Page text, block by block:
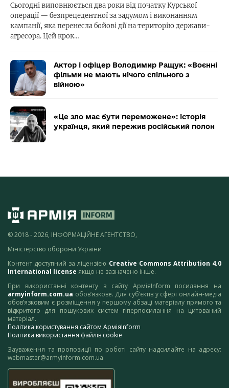
Сьогодні виповнюється два роки від початку Курської
операції — безпрецедентної за задумом і виконанням
кампанії, яка перенесла бойові дії на територію держави-
агресора. Цей крок…
Актор і офіцер Володимир Ращук: «Воєнні
фільми не мають нічого спільного з
війною»
«Це зло має бути переможене»: історія
українця, який пережив російський полон
© 2018 - 2026, ІНФОРМАЦІЙНЕ АГЕНТСТВО,
Міністерство оборони України
Контент доступний за ліцензією Creative Commons Attribution 4.0
International license якщо не зазначено інше.
При використанні контенту з сайту АрміяInform посилання на
armyinform.com.ua обов’язкове. Для суб’єктів у сфері онлайн-медіа
обов’язковим є розміщення у першому абзаці матеріалу прямого та
відкритого для пошукових систем гіперпосилання на цитований
матеріал.
Політика користування сайтом АрміяInform
Політика використання файлів cookie
Зауваження та пропозиції по роботі сайту надсилайте на адресу:
webmaster@armyinform.com.ua